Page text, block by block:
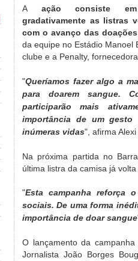
A ação consiste
gradativamente as listras
com o avanço das doações
da equipe no Estádio Manoel
clube e a Penalty,
"Queríamos fazer algo a
para doarem sangue.
participarão mais
importância de um
inúmeras vidas", afirma
Na próxima partida no
última listra da camisa já
"Esta campanha reforça
sociais. De uma forma
importância de doar sangue
O lançamento da
Jornalista João Borges